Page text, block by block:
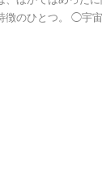
徴のひとつ。 ◯宇